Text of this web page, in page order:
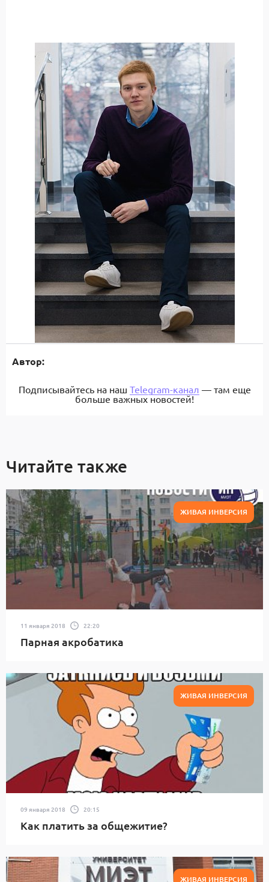
Автор:
Подписывайтесь на наш Telegram-канал — там еще
больше важных новостей!
Читайте также
ЖИВАЯ ИНВЕРСИЯ
11 января 2018 22:20
Парная акробатика
ЖИВАЯ ИНВЕРСИЯ
09 января 2018 20:15
Как платить за общежитие?
ЖИВАЯ ИНВЕРСИЯ